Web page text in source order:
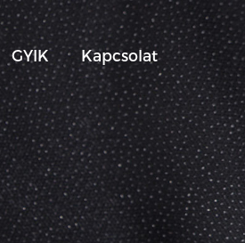
GYIK Kapcsolat